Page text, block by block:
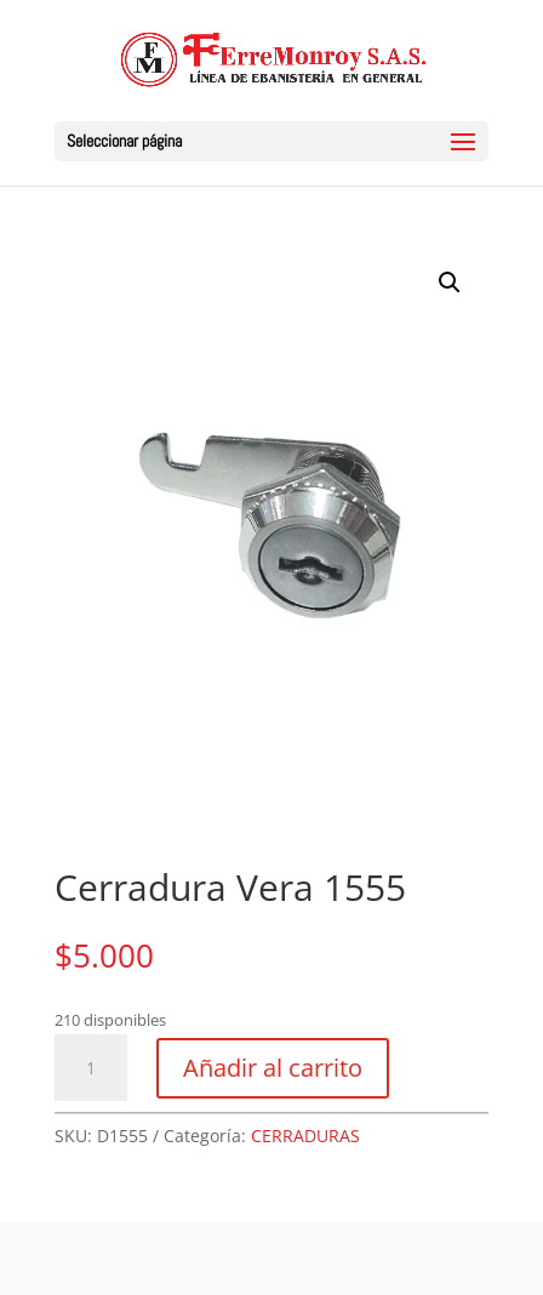
Seleccionar página
Cerradura Vera 1555
$5.000
210 disponibles
cantidad
Añadir al carrito
SKU: D1555 Categoría: CERRADURAS